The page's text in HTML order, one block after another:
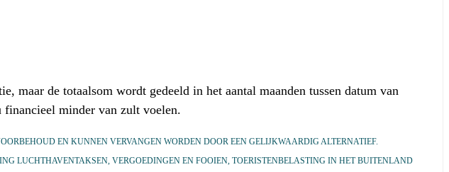
maar de totaalsom wordt gedeeld in het aantal maanden tussen datum van
financieel minder van zult voelen.
EN KUNNEN VERVANGEN WORDEN DOOR EEN GELIJKWAARDIG ALTERNATIEF.
LUCHTHAVENTAKSEN, VERGOEDINGEN EN FOOIEN, TOERISTENBELASTING IN HET BUITENLAND